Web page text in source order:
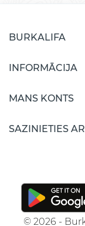
BURKALIFA
INFORMĀCIJA
MANS KONTS
SAZINIETIES
© 2026 -